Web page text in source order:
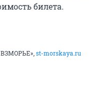
билета.
st-morskaya.ru